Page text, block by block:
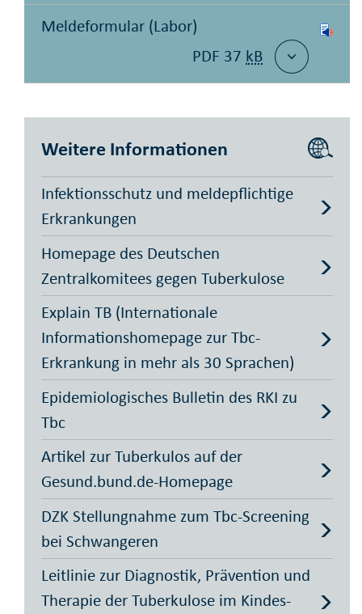
Meldeformular (Labor)
PDF 37 kB
Weitere Informationen
Infektionsschutz und meldepflichtige
Erkrankungen
Homepage des Deutschen
Zentralkomitees gegen Tuberkulose
Explain TB (Internationale
Informationshomepage zur Tbc-
Erkrankung in mehr als 30 Sprachen)
Epidemiologisches Bulletin des RKI zu
Tbc
Artikel zur Tuberkulos auf der
Gesund.bund.de-Homepage
DZK Stellungnahme zum Tbc-Screening
bei Schwangeren
Leitlinie zur Diagnostik, Prävention und
Therapie der Tuberkulose im Kindes-